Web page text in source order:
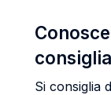
Si consiglia